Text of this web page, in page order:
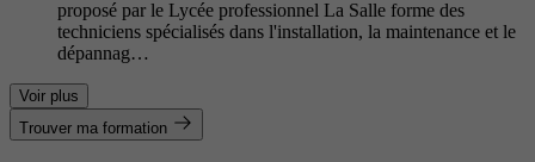
proposé par le Lycée professionnel La Salle forme des
techniciens spécialisés dans l'installation, la maintenance et le
dépannag…
Voir plus
Trouver ma formation